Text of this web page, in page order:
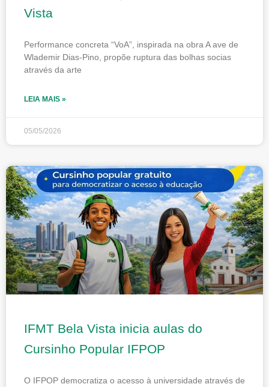
Vista
Performance concreta “VoA”, inspirada na obra A ave de
Wlademir Dias-Pino, propõe ruptura das bolhas socias
através da arte
LEIA MAIS »
05/05/2026
IFMT Bela Vista inicia aulas do
Cursinho Popular IFPOP
O IFPOP democratiza o acesso à universidade através de